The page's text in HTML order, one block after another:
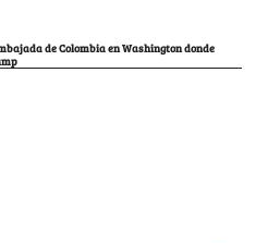
de Colombia en Washington donde